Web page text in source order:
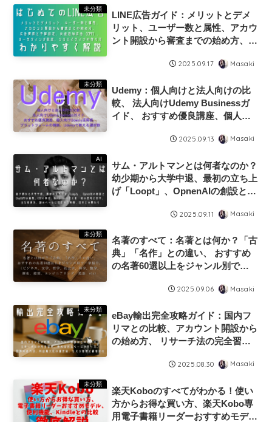
未分類
LINE広告ガイド：メリットとデメ
リット、ユーザー数と属性、アカウ
ント開設から審査までの始め方、広
ーゲティング設定、クリックされる
2025.09.17 Masaki
未分類
Udemy：個人向けと法人向けの比
較、 法人向けUdemy Businessガ
イド、 おすすめ優良講座、個人向
ムの機能、Udemyで教える選択肢
2025.09.13 Masaki
AI
サム・アルトマンとは何者なのか？
幼少期から大学中退、最初の立ち上
げ「Loopt」、OpnenAIの創設と
Worldcoinの光と影、彼の思考と哲
れた素顔、日本との関わり
2025.09.11 Masaki
未分類
名著のすべて：名著とは何か？「古
典」「名作」との違い、 おすすめ
の名著60選以上をジャンル別で一
学、社会学、科学、数学、 歴史、
etc）
2025.09.06 Masaki
未分類
eBay輸出完全攻略ガイド：国内フ
リマとの比較、アカウント開設から
の始め方、 リサーチ法の完全習
国際発送方法、利益最大化の運営
2025.08.30 Masaki
未分類
楽天Koboのすべてがわかる！使い
方からお得な買い方、楽天Kobo専
用電子書籍リーダーおすすめモデ